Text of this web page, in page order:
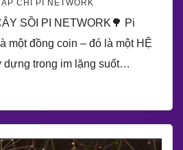
CHÍ PI NETWORK
SỒI PI NETWORK🌳 Pi
một đồng coin – đó là một HỆ
dựng trong im lặng suốt…